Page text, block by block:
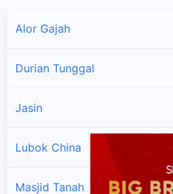
Alor Gajah
Durian Tunggal
Jasin
Lubok China
Masjid Tanah